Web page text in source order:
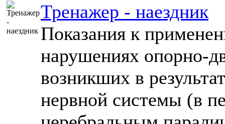
Тренажер - наездник
Показания к
нарушениях опорно-
возникших в
нервной системы (в